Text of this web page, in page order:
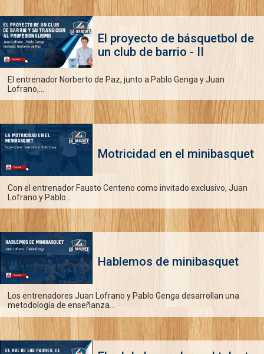
El proyecto de básquetbol de
un club de barrio - II
El entrenador Norberto de Paz, junto a Pablo Genga y Juan
Lofrano,...
Motricidad en el minibasquet
Con el entrenador Fausto Centeno como invitado exclusivo, Juan
Lofrano y Pablo...
Hablemos de minibasquet
Los entrenadores Juan Lofrano y Pablo Genga desarrollan una
metodología de enseñanza...